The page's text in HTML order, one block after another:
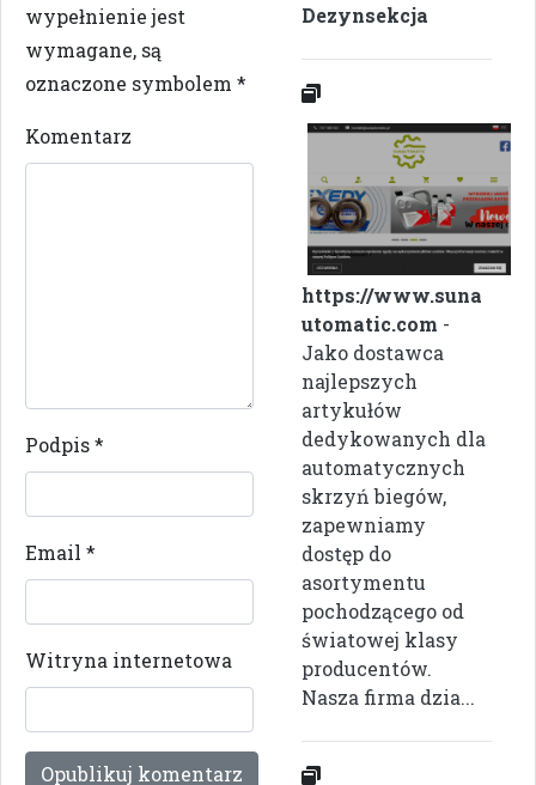
wypełnienie jest
wymagane, są
oznaczone symbolem *
Komentarz
Podpis*
Email *
Witryna internetowa
Dezynsekcja
https://www.suna
utomatic.com -
Jako dostawca
najlepszych
artykułów
dedykowanych dla
automatycznych
skrzyń biegów,
zapewniamy
dostęp do
asortymentu
pochodzącego od
światowej klasy
producentów.
Nasza firma dzia...